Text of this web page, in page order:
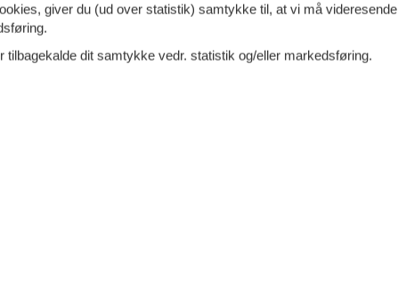
WLAN
Åbent køkken
på Engelsk nedenfor, eller se den maskinoversatte tekst
furnishings: living/dining room with cable TV (flat screen), wood-
rings, toaster, freezer, electric coffee machine). Shower/bidet/
giver du (ud over statistik) samtykke til, at vi må
dit samtykke vedr. statistik og/eller markedsføring.